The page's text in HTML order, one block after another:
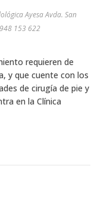
Ayesa Avda. San
153 622
requieren de
y que cuente con los
de cirugía de pie y
en la Clínica